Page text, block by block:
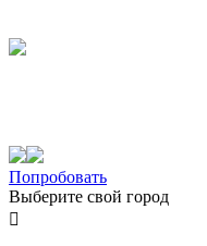
Попробовать
Выберите свой город
